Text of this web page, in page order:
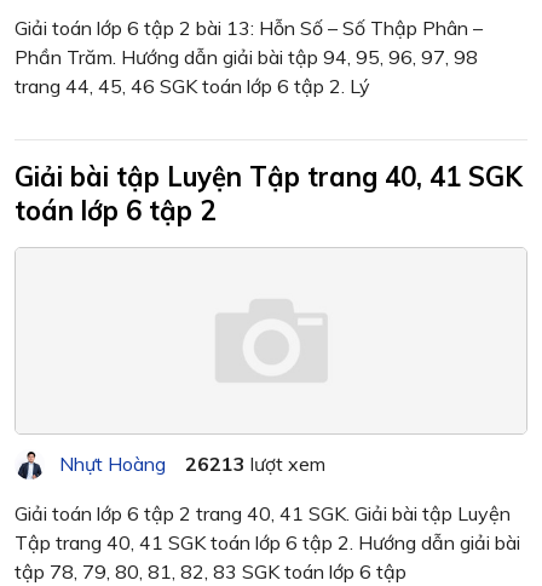
Giải toán lớp 6 tập 2 bài 13: Hỗn Số – Số Thập Phân –
Phần Trăm. Hướng dẫn giải bài tập 94, 95, 96, 97, 98
trang 44, 45, 46 SGK toán lớp 6 tập 2. Lý
Giải bài tập Luyện Tập trang 40, 41 SGK
toán lớp 6 tập 2
Nhựt Hoàng 26213 lượt xem
Giải toán lớp 6 tập 2 trang 40, 41 SGK. Giải bài tập Luyện
Tập trang 40, 41 SGK toán lớp 6 tập 2. Hướng dẫn giải bài
tập 78, 79, 80, 81, 82, 83 SGK toán lớp 6 tập